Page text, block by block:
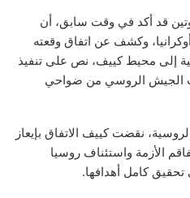
قد أكد في وقت سابق، أن
وكشف عن اتفاق وقعته
إلى محيط كييف، نص على تنفيذ
الجيش الروسي من ضواحي
نقضت كييف الاتفاق بإيعاز
الأزمة واستئناف روسيا
كامل أهدافها.